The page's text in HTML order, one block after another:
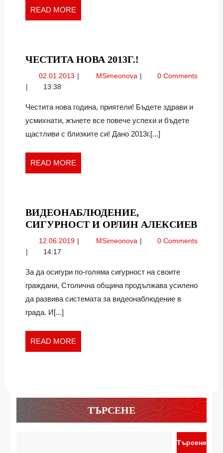
READ MORE
MORE
ЧЕСТИТА НОВА 2013Г.!
НОВА
2013Г.!
02.01.2013 02.01.2013MSimeonova Честита0 Comments
13:38
Честита нова година, приятели! Бъдете здрави и
усмихнати, жънете все повече успехи и бъдете
щастливи с близките си! Дано 2013г.[...]
READ MORE
MORE
ВИДЕОНАБЛЮДЕНИЕ,
СИГУРНОСТ И ОРЛИН АЛЕКСИЕВ
12.06.2019 12.06.2019MSimeonova Видеонаблюдение,
Орлин
0 Comments
14:17
За да осигури по-голяма сигурност на своите
граждани, Столична община продължава усилено
да развива системата за видеонаблюдение в
града. И[...]
READ MORE
MORE
ТЪРСЕНЕ
Търсене